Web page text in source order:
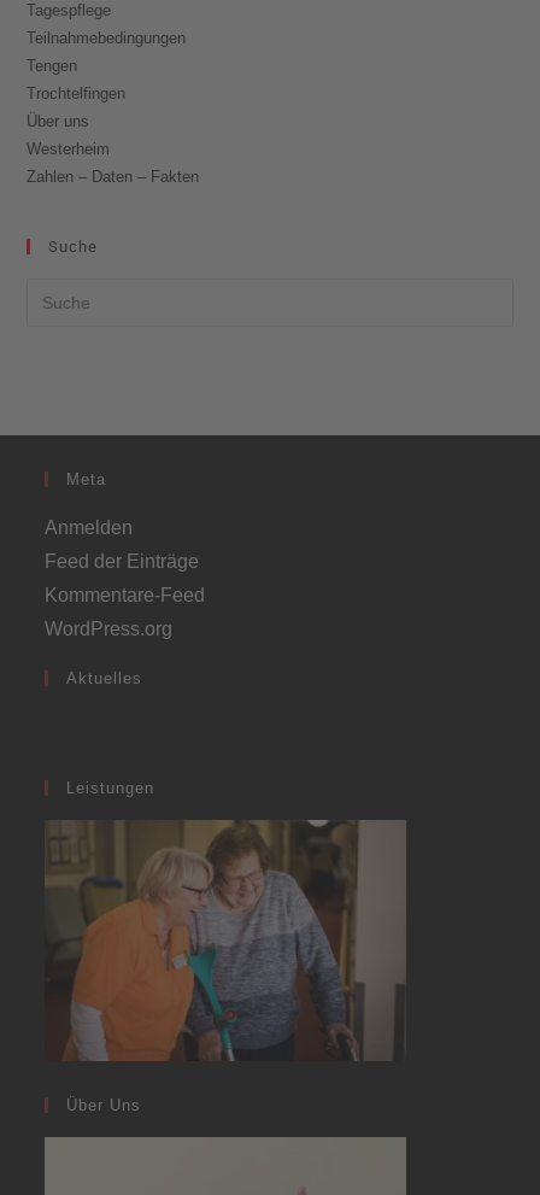
Tagespflege
Teilnahmebedingungen
Tengen
Trochtelfingen
Über uns
Westerheim
Zahlen – Daten – Fakten
Suche
Meta
Anmelden
Feed der Einträge
Kommentare-Feed
WordPress.org
Aktuelles
Leistungen
Über Uns